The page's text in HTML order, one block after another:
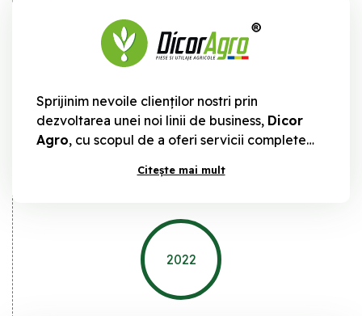
Sprijinim nevoile clienților nostri prin
dezvoltarea unei noi linii de business, Dicor
Agro, cu scopul de a oferi servicii complete
Citește mai mult
2022